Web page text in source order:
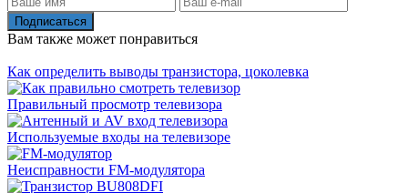
Подписаться
Вам также может понравиться
Как определить выводы транзистора, цоколевка
Правильный просмотр телевизора
Используемые входы на телевизоре
Неисправности FM-модулятора